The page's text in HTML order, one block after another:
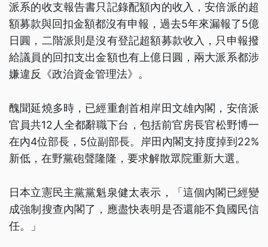
派系的收支報告書只記錄配額內的收入，安倍派的超
額募款與回扣金額都沒有申報，過去5年來漏報了5億
日圓，二階派則是沒有登記超額募款收入，只申報撥
給議員的回扣支出金額也有上億日圓，兩大派系都涉
嫌違反《政治資金管理法》。
醜聞延燒多時，已經重創首相岸田文雄內閣，安倍派
官員共12人全都辭職下台，包括前官房長官松野博一
在內4位部長，5位副部長。岸田內閣支持度掉到22%
新低，在野黨砲聲隆隆，要求解散眾院重新大選。
日本立憲民主黨黨魁泉健太表示，「這個內閣已經變
成強制搜查內閣了，應盡快表明是否還能不負國民信
任。」